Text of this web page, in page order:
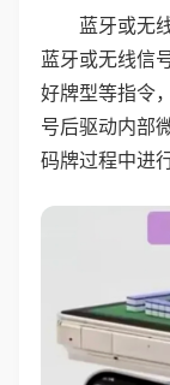
蓝牙或无
蓝牙或无线信
好牌型等指令
号后驱动内部
码牌过程中进